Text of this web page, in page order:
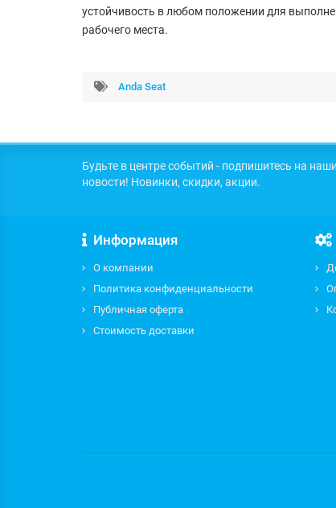
устойчивость в любом положении для
рабочего места.
Anda Seat
Будьте в центре событий - подпишитесь на наши
новости! Новинки, скидки, акции.
Информация
О компании
Политика конфиденциальности
Публичная оферта
Стоимость доставки